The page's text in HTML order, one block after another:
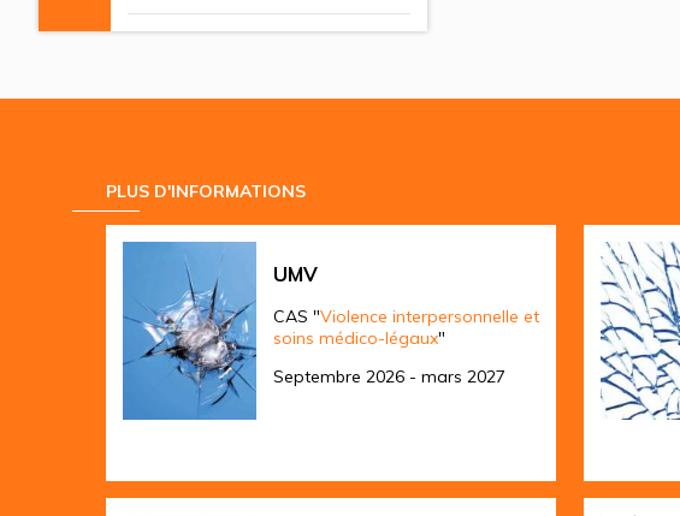
PLUS D'INFORMATIONS
UMV
CAS "Violence interpersonnelle et
soins médico-légaux"
Septembre 2026 - mars 2027